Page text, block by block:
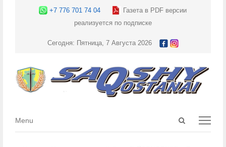
+7 776 701 74 04
Газета в PDF версии
реализуется по подписке
Сегодня: Пятница, 7 Августа 2026
Open
Menu
Menu